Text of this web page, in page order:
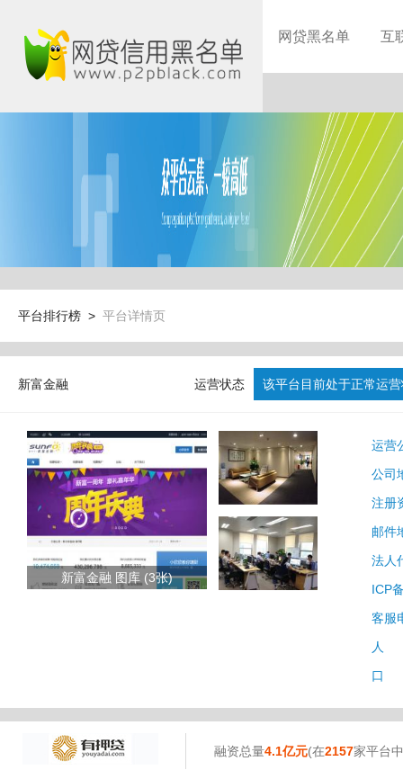
网贷黑名单 互
平台排行榜 > 平台详情页
新富金融 运营状态 该平台目前处于正常运
新富金融 图库 (3张)
运营
公司
注册
邮件
法人
ICP
客服
人
口
融资总量4.1亿元(在2157家平台